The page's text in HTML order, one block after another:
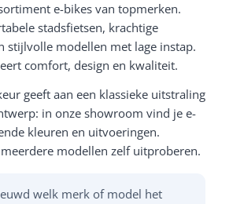
e-bikes van topmerken.
stadsfietsen, krachtige
stijlvolle modellen met lage instap.
comfort, design en kwaliteit.
geeft aan een klassieke uitstraling
in onze showroom vind je e-
kleuren en uitvoeringen.
modellen zelf uitproberen.
welk merk of model het